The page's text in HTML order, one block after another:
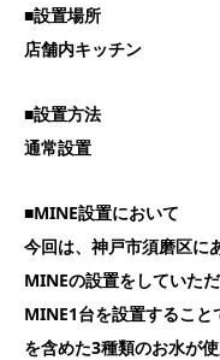
■設置場所
店舗内キッチン
■設置方法
通常設置
■MINE設置において
今回は、神戸市須磨区に
MINEの設置をしていただ
MINE1台を設置すること
を含めた3種類のお水が